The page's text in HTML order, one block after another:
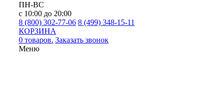
ПН-ВС
с 10:00 до 20:00
8 (800) 302-77-06 8 (499) 348-15-11
КОРЗИНА
0 товаров. Заказать звонок
Меню